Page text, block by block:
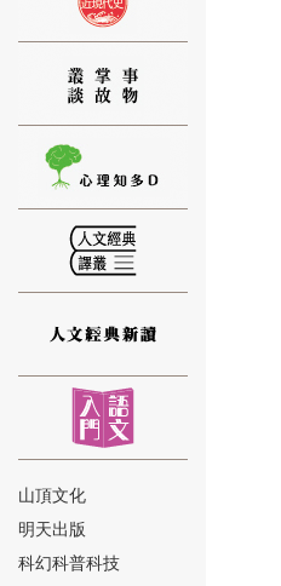
⑫
⑬
山頂文化
明天出版
科幻科普科技